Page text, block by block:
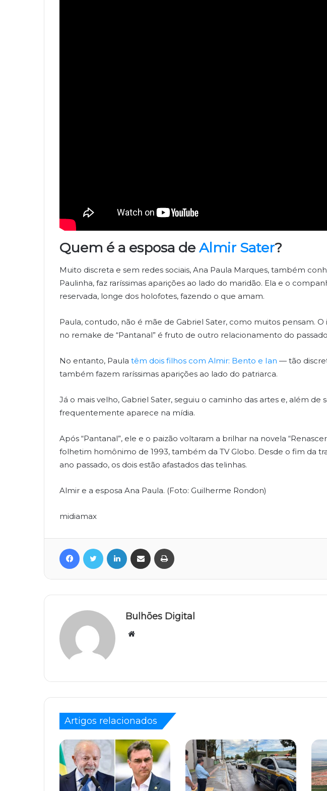
Quem é a esposa de Almir Sater?
Muito discreta e sem redes sociais, Ana Paula Marques, também
Paulinha, faz raríssimas aparições ao lado do maridão. Ela e o
reservada, longe dos holofotes, fazendo o que amam.
Paula, contudo, não é mãe de Gabriel Sater, como muitos pensam.
no remake de “Pantanal” é fruto de outro relacionamento do
No entanto, Paula têm dois filhos com Almir: Bento e Ian — tão
também fazem raríssimas aparições ao lado do patriarca.
Já o mais velho, Gabriel Sater, seguiu o caminho das artes e, além de
frequentemente aparece na mídia.
Após “Pantanal”, ele e o paizão voltaram a brilhar na novela
folhetim homônimo de 1993, também da TV Globo. Desde o fim da
ano passado, os dois estão afastados das telinhas.
Almir e a esposa Ana Paula. (Foto: Guilherme Rondon)
midiamax
FacebookTwitter Linkedin Compartilhar via e-mail
Bulhões Digital
Website
Artigos relacionados